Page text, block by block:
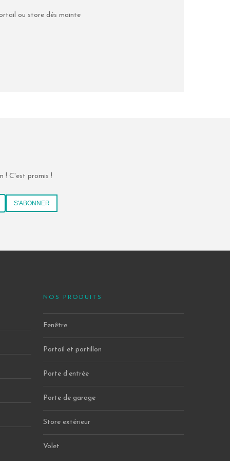
ou store dés mainte
! C'est promis !
NOS PRODUITS
Fenêtre
Portail et portillon
Porte d’entrée
Porte de garage
Store extérieur
Volet